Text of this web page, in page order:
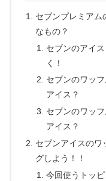
セブンプレミア
なもの？
セブンのアイ
く！
セブンのワッ
アイス？
セブンのワッ
アイス？
セブンアイスのワ
グしよう！！
今回使うトッ